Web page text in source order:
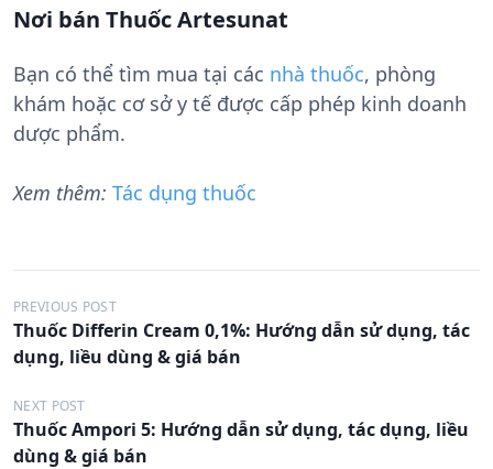
Nơi bán Thuốc Artesunat
Bạn có thể tìm mua tại các nhà thuốc, phòng
khám hoặc cơ sở y tế được cấp phép kinh doanh
dược phẩm.
Xem thêm: Tác dụng thuốc
Đ
i
u
h
PREVIOUS POST
Thuốc Differin Cream 0,1%: Hướng dẫn sử dụng, tác
dụng, liều dùng & giá bán
NEXT POST
Thuốc Ampori 5: Hướng dẫn sử dụng, tác dụng, liều
dùng & giá bán